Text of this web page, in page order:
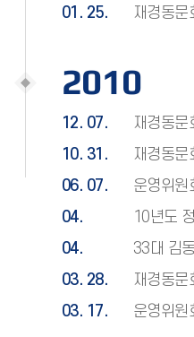
01. 25.
재경동문
2010
12. 07.
재경동문
10. 31.
재경동문
06. 07.
운영위원
04.
10년도
04.
33대 김
03. 28.
재경동문
03. 17.
운영위원